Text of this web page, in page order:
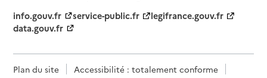
info.gouv.fr
service-public.fr
legifrance.gouv.fr
data.gouv.fr
Plan du site
Accessibilité : totalement conforme